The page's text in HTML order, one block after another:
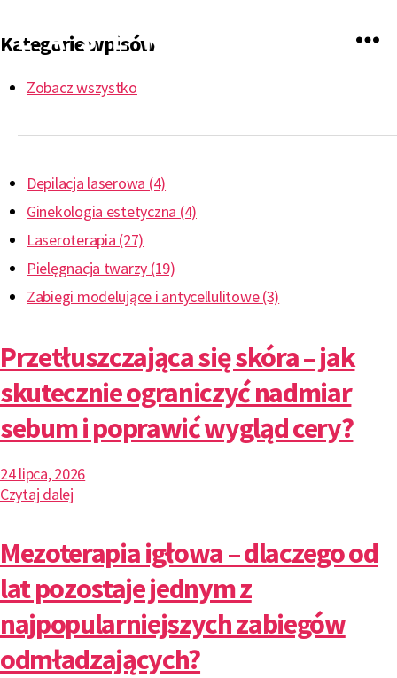
LASERmed
Kategorie wpisów
Zobacz wszystko
Depilacja laserowa (4)
Ginekologia estetyczna (4)
Laseroterapia (27)
Pielęgnacja twarzy (19)
Zabiegi modelujące i antycellulitowe (3)
Przetłuszczająca się skóra – jak
skutecznie ograniczyć nadmiar
sebum i poprawić wygląd cery?
24 lipca, 2026
Czytaj dalej
Mezoterapia igłowa – dlaczego od
lat pozostaje jednym z
najpopularniejszych zabiegów
odmładzających?